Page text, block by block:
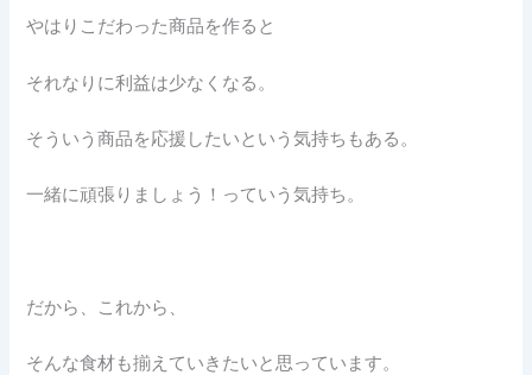
やはりこだわった商品を作ると
それなりに利益は少なくなる。
そういう商品を応援したいという気持ちもある。
一緒に頑張りましょう！っていう気持ち。
だから、これから、
そんな食材も揃えていきたいと思っています。